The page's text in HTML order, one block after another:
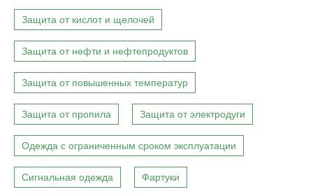
Защита от кислот и щелочей
Защита от нефти и нефтепродуктов
Защита от повышенных температур
Защита от пропила Защита от электродуги
Одежда с ограниченным сроком эксплуатации
Сигнальная одежда Фартуки